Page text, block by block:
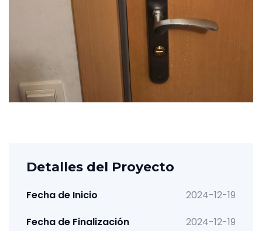
Detalles del Proyecto
Fecha de Inicio
2024-12-19
Fecha de Finalización
2024-12-19